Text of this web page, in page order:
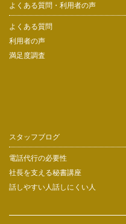
よくある質問・利用者の声
よくある質問
利用者の声
満足度調査
スタッフブログ
電話代行の必要性
社長を支える秘書講座
話しやすい人話しにくい人